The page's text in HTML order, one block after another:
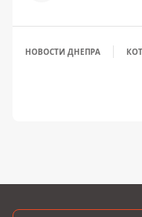
НОВОСТИ ДНЕПРА КОТ